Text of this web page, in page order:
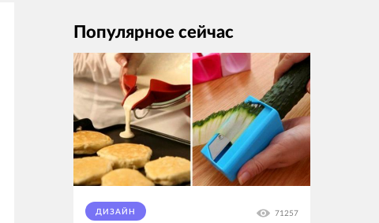
Популярное сейчас
ДИЗАЙН 71257